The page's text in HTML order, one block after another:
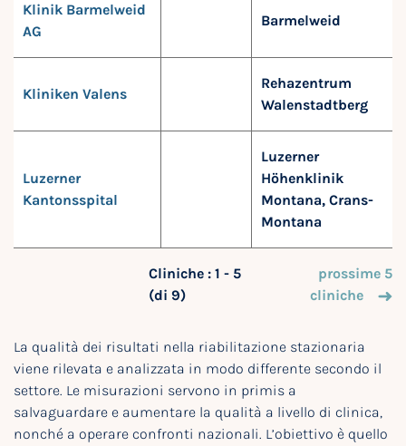
Klinik Barmelweid
AG
Barmelweid
Kliniken Valens
Rehazentrum
Walenstadtberg
Luzerner
Kantonsspital
Luzerner
Höhenklinik
Montana, Crans-
Montana
Cliniche : 1 - 5
(di 9)
prossime 5
cliniche
La qualità dei risultati nella riabilitazione stazionaria
viene rilevata e analizzata in modo differente secondo il
settore. Le misurazioni servono in primis a
salvaguardare e aumentare la qualità a livello di clinica,
nonché a operare confronti nazionali. L’obiettivo è quello